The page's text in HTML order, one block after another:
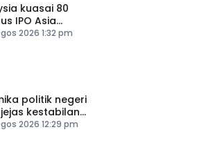
kuasai 80
IPO Asia
kumpul AS$1.4
2026 1:32 pm
politik negeri
kestabilan
Perpaduan
2026 12:29 pm